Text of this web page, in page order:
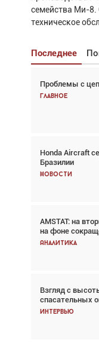
семейства Ми-8.
техническое
Последнее
Проблемы с
Главное
Honda Aircraft
Бразилии
Новости
AMSTAT: на
на фоне
Аналитика
Взгляд с
спасательных
Интервью
Взгляд с
спасательных
Авиационный
говорит сама
Новости
Проблемы с
Аналитика
Частный
покупке
Интервью